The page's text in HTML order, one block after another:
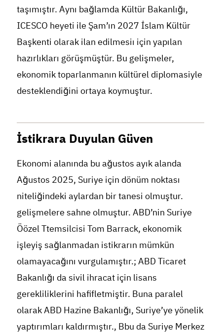
taşımıştır. Aynı bağlamda Kültür Bakanlığı,
ICESCO heyeti ile Şam’ın 2027 İslam Kültür
Başkenti olarak ilan edilmesiı için yapılan
hazırlıkları görüşmüştür. Bu gelişmeler,
ekonomik toparlanmanın kültürel diplomasiyle
desteklendiğini ortaya koymuştur.
İstikrara Duyulan Güven
Ekonomi alanında bu ağustos ayık alanda
Ağustos 2025, Suriye için dönüm noktası
niteliğindeki aylardan bir tanesi olmuştur.
gelişmelere sahne olmuştur. ABD’nin Suriye
Öözel Ttemsilcisi Tom Barrack, ekonomik
işleyiş sağlanmadan istikrarın mümkün
olamayacağını vurgulamıştır.; ABD Ticaret
Bakanlığı da sivil ihracat için lisans
gerekliliklerini hafifletmiştir. Buna paralel
olarak ABD Hazine Bakanlığı, Suriye’ye yönelik
yaptırımları kaldırmıştır., Bbu da Suriye Merkez